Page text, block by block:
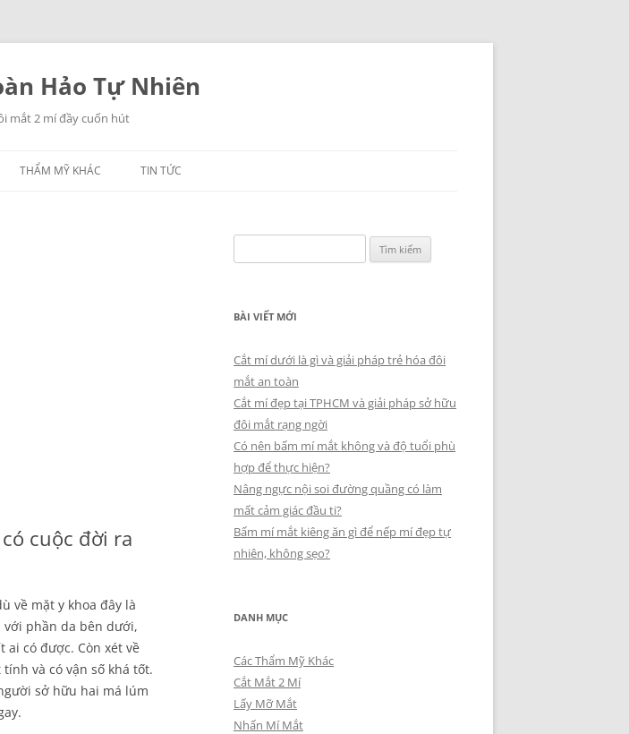
Hảo Tự Nhiên
mắt 2 mí đầy cuốn hút
THẨM MỸ KHÁC TIN TỨC
cuộc đời ra
về mặt y khoa đây là
phần da bên dưới,
có được. Còn xét về
và có vận số khá tốt.
sở hữu hai má lúm
kiếm
BÀI VIẾT MỚI
Cắt mí dưới là gì và giải pháp trẻ hóa đôi
mắt an toàn
Cắt mí đẹp tại TPHCM và giải pháp sở hữu
đôi mắt rạng ngời
Có nên bấm mí mắt không và độ tuổi phù
hợp để thực hiện?
Nâng ngực nội soi đường quầng có làm
mất cảm giác đầu ti?
Bấm mí mắt kiêng ăn gì để nếp mí đẹp tự
nhiên, không sẹo?
DANH MỤC
Các Thẩm Mỹ Khác
Cắt Mắt 2 Mí
Lấy Mỡ Mắt
Nhấn Mí Mắt